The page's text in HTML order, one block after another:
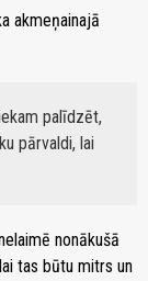
akmeņainajā
palīdzēt,
pārvaldi, lai
nonākušā
tas būtu mitrs un